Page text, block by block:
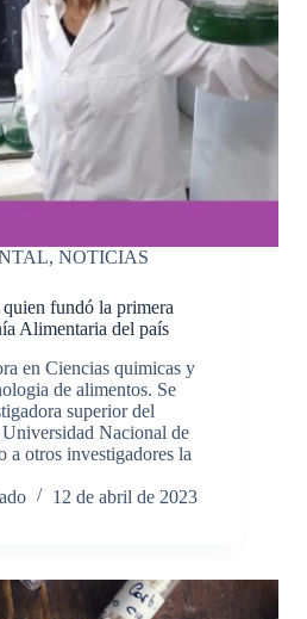
, NOTICIAS
fundó la primera
Alimentaria del país
en Ciencias quimicas y
de alimentos. Se
superior del
Nacional de
a otros investigadores la
12 de abril de 2023